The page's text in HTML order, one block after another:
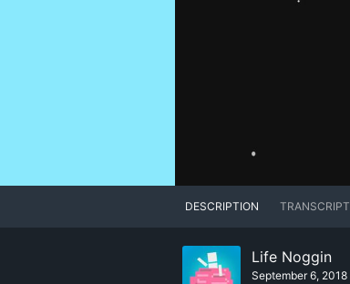
DESCRIPTION TRANSCRIPT
Life Noggin
September 6, 2018